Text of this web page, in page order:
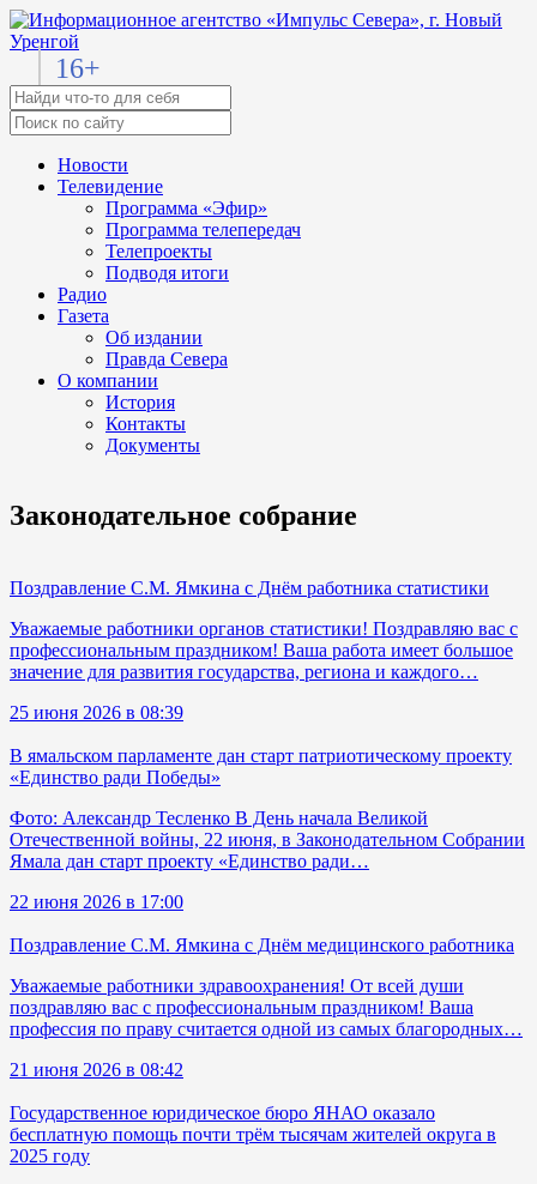
16+
Новости
Телевидение
Программа «Эфир»
Программа телепередач
Телепроекты
Подводя итоги
Радио
Газета
Об издании
Правда Севера
О компании
История
Контакты
Документы
Законодательное собрание
Поздравление С.М. Ямкина с Днём работника статистики
Уважаемые работники органов статистики! Поздравляю вас с
профессиональным праздником! Ваша работа имеет большое
значение для развития государства, региона и каждого…
25 июня 2026 в 08:39
В ямальском парламенте дан старт патриотическому проекту
«Единство ради Победы»
Фото: Александр Тесленко В День начала Великой
Отечественной войны, 22 июня, в Законодательном Собрании
Ямала дан старт проекту «Единство ради…
22 июня 2026 в 17:00
Поздравление С.М. Ямкина с Днём медицинского работника
Уважаемые работники здравоохранения! От всей души
поздравляю вас с профессиональным праздником! Ваша
профессия по праву считается одной из самых благородных…
21 июня 2026 в 08:42
Государственное юридическое бюро ЯНАО оказало
бесплатную помощь почти трём тысячам жителей округа в
2025 году